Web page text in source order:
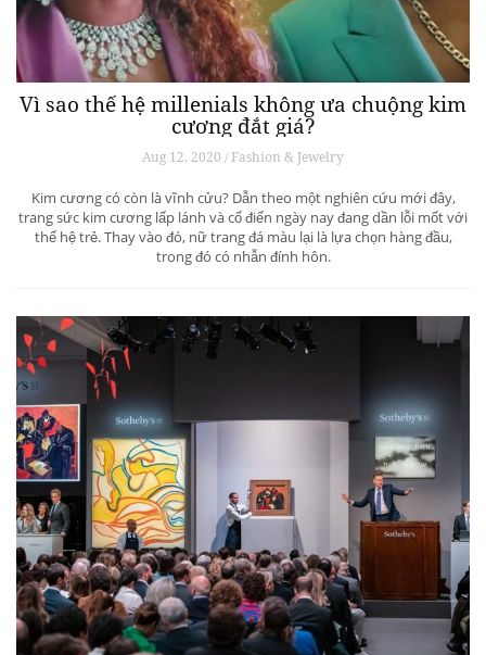
Vì sao thế hệ millenials không ưa chuộng kim
cương đắt giá?
Aug 12, 2020 / Fashion & Jewelry
Kim cương có còn là vĩnh cửu? Dẫn theo một nghiên cứu mới đây,
trang sức kim cương lấp lánh và cổ điển ngày nay đang dần lỗi mốt với
thế hệ trẻ. Thay vào đó, nữ trang đá màu lại là lựa chọn hàng đầu,
trong đó có nhẫn đính hôn.